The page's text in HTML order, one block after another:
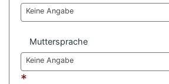
Keine Angabe
Muttersprache
Keine Angabe
*